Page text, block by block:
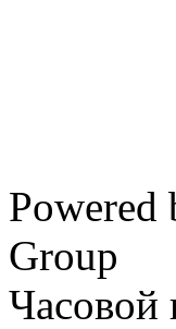
Powered
Group
Часовой